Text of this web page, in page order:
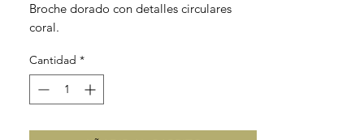
Broche dorado con detalles circulares
coral.
Tamaño: 6cm aprox.
Cantidad *